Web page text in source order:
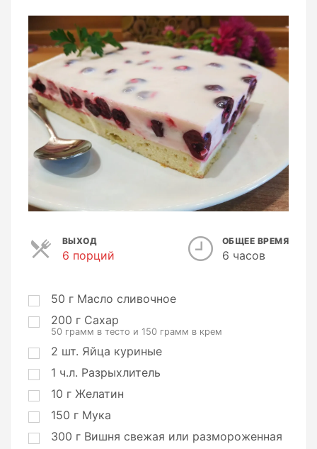
ВЫХОД
6 порций
ц
и
ОБЩЕЕ ВРЕМЯ
6 часов
50 г Масло сливочное
200 г Сахар
50 грамм в тесто и 150 грамм в крем
2 шт. Яйца куриные
1 ч.л. Разрыхлитель
10 г Желатин
150 г Мука
300 г Вишня свежая или размороженная